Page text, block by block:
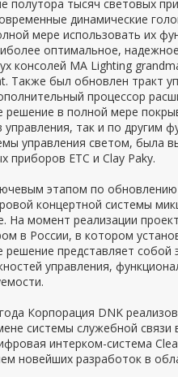
полутора тысяч световых
динамические
мере использовать их
оптимальное,
консолей MA Lighting
Также был обновлен тракт
процессор
решение в полной мере
управления, так и по другим
управления светом, была
приборов ETC и Clay Paky.
этапом по обновлению
концертной системы
На момент реализации
в России, в котором
решение представляет собой
управления,
Корпорация DNK
системы служебной связи
интерком-система
новейших разработок в